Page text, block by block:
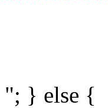
"; } else {